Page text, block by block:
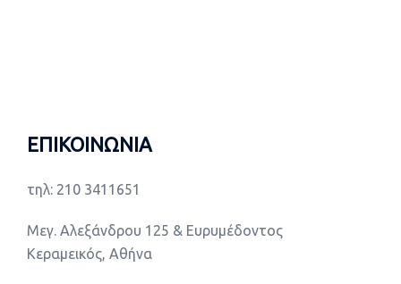
ΕΠΙΚΟΙΝΩΝΙΑ
τηλ: 210 3411651
Μεγ. Αλεξάνδρου 125 & Ευρυμέδοντος
Κεραμεικός, Αθήνα